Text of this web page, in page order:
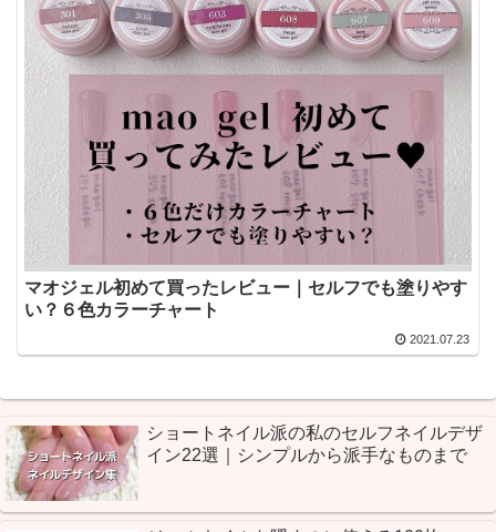
マオジェル初めて買ったレビュー｜セルフでも塗りやす
い？６色カラーチャート
2021.07.23
ショートネイル派の私のセルフネイルデザ
イン22選｜シンプルから派手なものまで